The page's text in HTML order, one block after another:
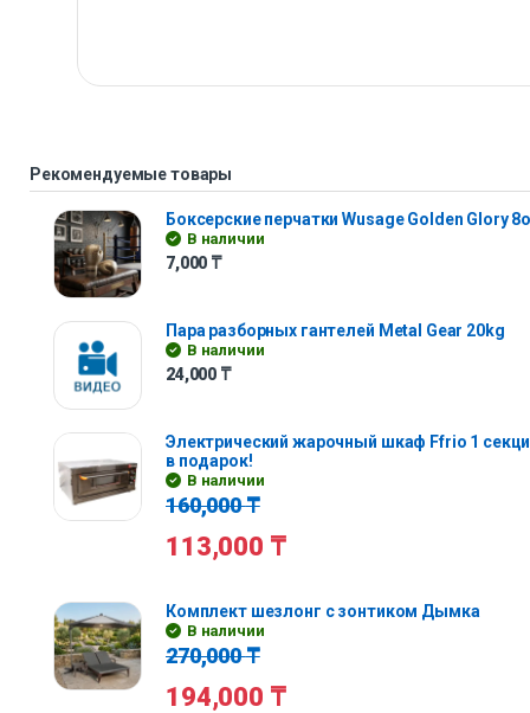
Рекомендуемые товары
Боксерские перчатки Wusage Golden Glory
В наличии
7,000 ₸
Пара разборных гантелей Metal Gear 20kg
В наличии
24,000 ₸
Электрический жарочный шкаф Ffrio 1
в подарок!
В наличии
160,000₸
113,000 ₸
Комплект шезлонг с зонтиком Дымка
В наличии
270,000₸
194,000 ₸